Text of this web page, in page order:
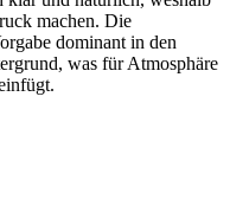
machen. Die
dominant in den
was für Atmosphäre